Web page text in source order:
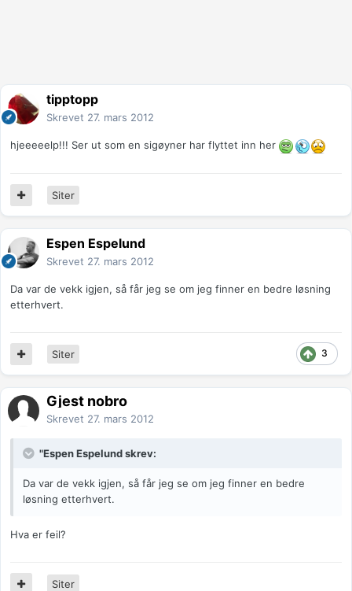
tipptopp
Skrevet 27. mars 2012
hjeeeeelp!!! Ser ut som en sigøyner har flyttet inn her
Siter
Espen Espelund
Skrevet 27. mars 2012
Da var de vekk igjen, så får jeg se om jeg finner en bedre løsning
etterhvert.
3
Siter
Gjest nobro
Skrevet 27. mars 2012
"Espen Espelund skrev:
Da var de vekk igjen, så får jeg se om jeg finner en bedre
løsning etterhvert.
Hva er feil?
Siter